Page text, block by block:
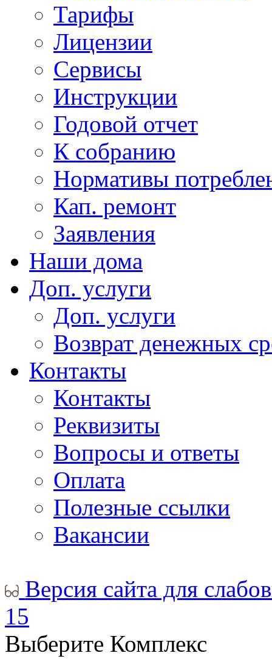
Тарифы
Лицензии
Сервисы
Инструкции
Годовой отчет
К собранию
Нормативы
Кап. ремонт
Заявления
Наши дома
Доп. услуги
Доп. услуги
Возврат денежных
Контакты
Контакты
Реквизиты
Вопросы и ответы
Оплата
Полезные ссылки
Вакансии
Версия сайта для
15
Выберите Комплекс